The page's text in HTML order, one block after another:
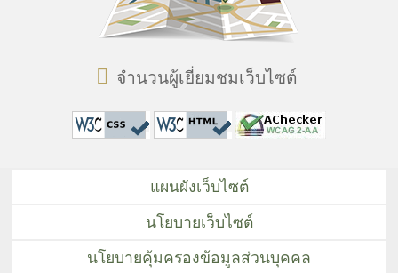
จำนวนผู้เยี่ยมชมเว็บไซต์
แผนผังเว็บไซต์
นโยบายเว็บไซต์
นโยบายคุ้มครองข้อมูลส่วนบุคคล